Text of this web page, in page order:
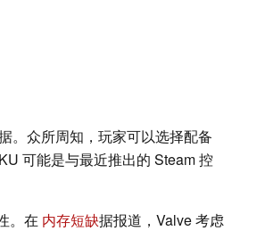
。众所周知，玩家可以选择配备
可能是与最近推出的 Steam 控
。在 内存短缺据报道，Valve 考虑